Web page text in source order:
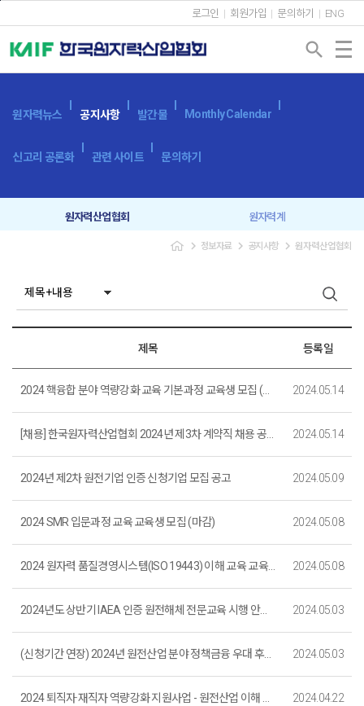
로그인 회원가입 문의하기 ENG
search
원자력뉴스 공지사항 발간물 Monthly Calendar
신고리 공론화 관련 사이트 문의하기
원자력산업협회 원자력계
navigate_next 정보자료 navigate_next 공지사항 navigate_next 원자력산업협회
제목 등록일
2024 핵융합 분야 역량강화 교육 기본과정 교육생 모집 (마감) 2024.05.14
[채용] 한국원자력산업협회 2024년 제3차 계약직 채용 공고 (~5. 22.까지)_마감 2024.05.14
2024년 제2차 원전기업 인증 신청기업 모집 공고 2024.05.09
2024 SMR 입문과정 교육 교육생 모집 (마감) 2024.05.08
2024 원자력 품질경영시스템(ISO 19443) 이해 교육 교육생 모집 (마감) 2024.05.08
2024년도 상반기 IAEA 인증 원전해체 전문교육 시행 안내_마감 2024.05.03
(신청기간 연장) 2024년 원전산업 분야 정책금융 우대 후보기업 모집 통합공고 2024.05.03
2024 퇴직자·재직자 역량강화 지원사업 - 원전산업 이해 기본 교육 (2차) 교육생 모집 (마감) 2024.04.22